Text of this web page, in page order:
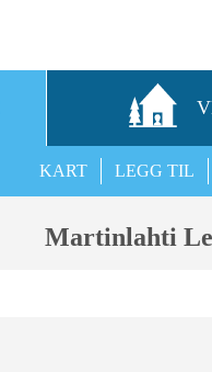
LEGG TIL
KART
Martinlahti